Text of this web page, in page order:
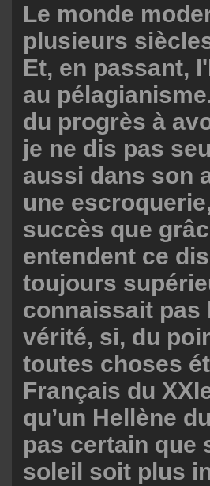
Le monde
plusieurs
Et, en passant,
au
du progrès à
je ne dis pas
aussi dans son
une
succès que
entendent ce
toujours
connaissait pas
vérité, si, du
toutes choses
Français du
qu’un Hellène
pas certain que
soleil soit plus